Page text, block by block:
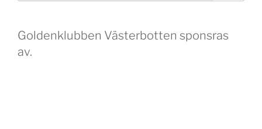
Goldenklubben Västerbotten sponsras
av.